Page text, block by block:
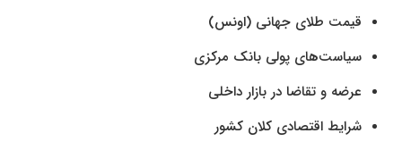
قیمت طلای جهانی (اونس)
سیاست‌های پولی بانک مرکزی
عرضه و تقاضا در بازار داخلی
شرایط اقتصادی کلان کشور